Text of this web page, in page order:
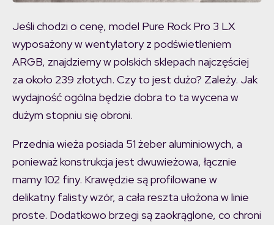
Jeśli chodzi o cenę, model Pure Rock Pro 3 LX
wyposażony w wentylatory z podświetleniem
ARGB, znajdziemy w polskich sklepach najczęściej
za około 239 złotych. Czy to jest dużo? Zależy. Jak
wydajność ogólna będzie dobra to ta wycena w
dużym stopniu się obroni.
Przednia wieża posiada 51 żeber aluminiowych, a
ponieważ konstrukcja jest dwuwieżowa, łącznie
mamy 102 finy. Krawędzie są profilowane w
delikatny falisty wzór, a cała reszta ułożona w linie
proste. Dodatkowo brzegi są zaokrąglone, co chroni